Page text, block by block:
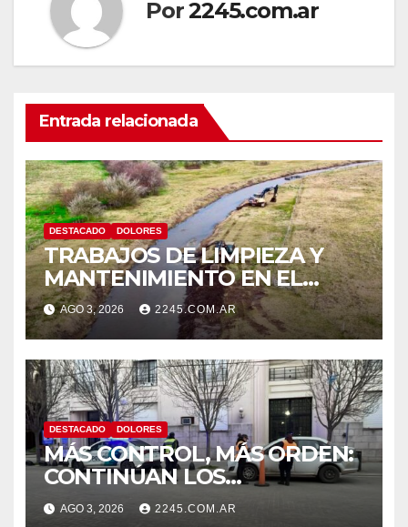
Por2245.com.ar
Entrada relacionada
DESTACADO DOLORES
TRABAJOS DE LIMPIEZA Y
MANTENIMIENTO EN EL
CANAL LA PICASA
AGO 3, 2026 2245.COM.AR
DESTACADO DOLORES
MÁS CONTROL, MÁS ORDEN:
CONTINÚAN LOS
OPERATIVOS PREVENTIVOS
AGO 3, 2026 2245.COM.AR